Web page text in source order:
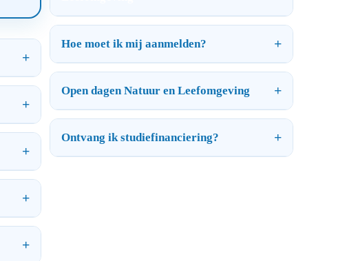
Hoe moet ik mij aanmelden?
Open dagen Natuur en Leefomgeving
Ontvang ik studiefinanciering?